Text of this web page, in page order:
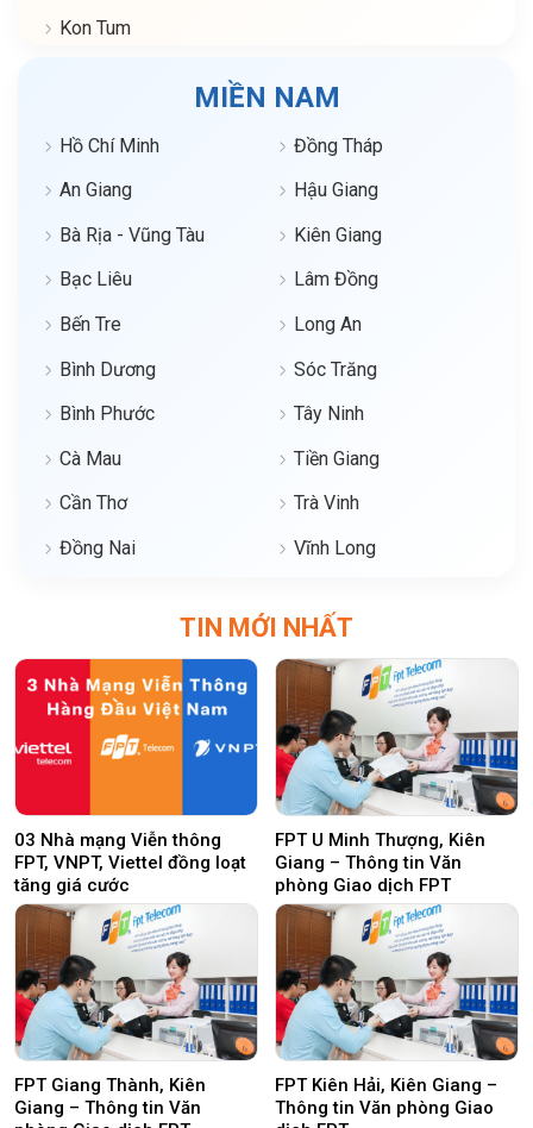
Kon Tum
MIỀN NAM
Hồ Chí Minh
An Giang
Bà Rịa - Vũng Tàu
Bạc Liêu
Bến Tre
Bình Dương
Bình Phước
Cà Mau
Cần Thơ
Đồng Nai
Đồng Tháp
Hậu Giang
Kiên Giang
Lâm Đồng
Long An
Sóc Trăng
Tây Ninh
Tiền Giang
Trà Vinh
Vĩnh Long
TIN MỚI NHẤT
03 Nhà mạng Viễn thông
FPT, VNPT, Viettel đồng loạt
tăng giá cước
FPT U Minh Thượng, Kiên
Giang – Thông tin Văn
phòng Giao dịch FPT
FPT Giang Thành, Kiên
Giang – Thông tin Văn
FPT Kiên Hải, Kiên Giang –
Thông tin Văn phòng Giao